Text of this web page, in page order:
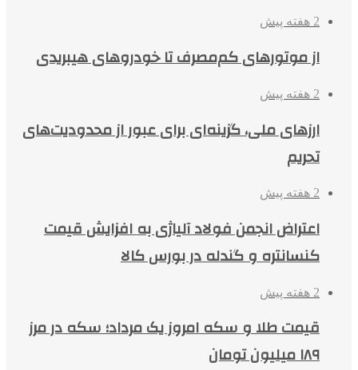
2 هفته پیش
از موتورهای کم‌مصرف تا خودروهای هیبریدی
2 هفته پیش
ارزهای ملی، گزینه‌ای برای عبور از محدودیت‌های
تحریم
2 هفته پیش
اعتراض انجمن فولاد آلیاژی به افزایش قیمت
کنسانتره و گندله در بورس کالا
2 هفته پیش
قیمت طلا و سکه امروز یک مرداد؛ سکه در مرز
۱۸۹ میلیون تومان